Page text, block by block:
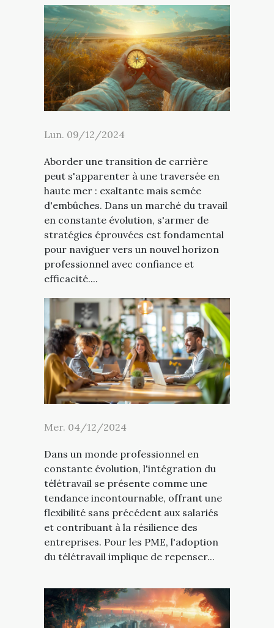
Lun. 09/12/2024
Aborder une transition de carrière
peut s'apparenter à une traversée en
haute mer : exaltante mais semée
d'embûches. Dans un marché du travail
en constante évolution, s'armer de
stratégies éprouvées est fondamental
pour naviguer vers un nouvel horizon
professionnel avec confiance et
efficacité....
Mer. 04/12/2024
Dans un monde professionnel en
constante évolution, l'intégration du
télétravail se présente comme une
tendance incontournable, offrant une
flexibilité sans précédent aux salariés
et contribuant à la résilience des
entreprises. Pour les PME, l'adoption
du télétravail implique de repenser...